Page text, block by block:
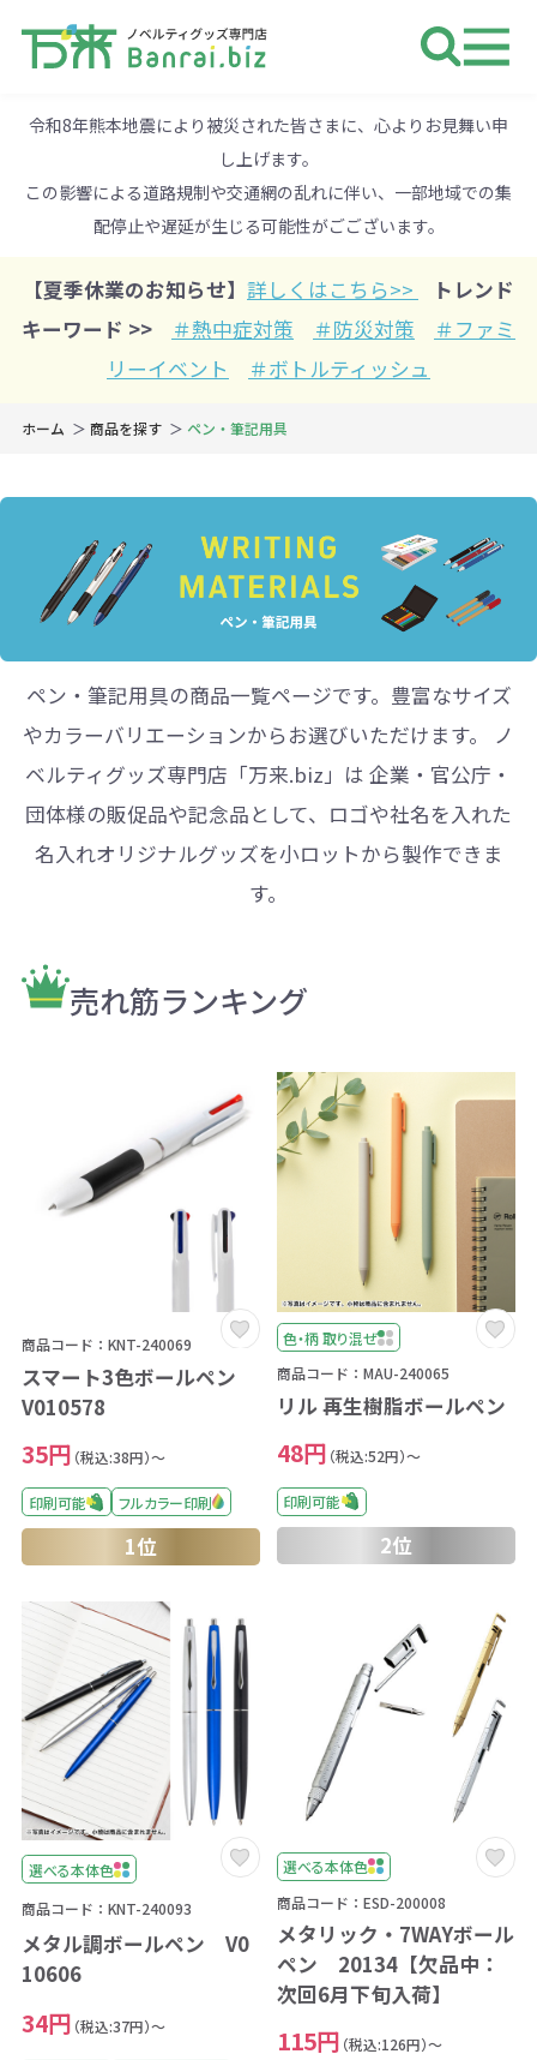
令和8年熊本地震により被災された皆さまに、心よりお見舞い申
し上げます。
この影響による道路規制や交通網の乱れに伴い、一部地域での集
配停止や遅延が生じる可能性がごございます。
【夏季休業のお知らせ】 詳しくはこちら>>
トレンド
キーワード >>
＃熱中症対策 ＃防災対策
＃ファミ
リーイベント
＃ボトルティッシュ
ホーム 商品を探す ペン・筆記用具
ペン・筆記用具の商品一覧ページです。豊富なサイズ
やカラーバリエーションからお選びいただけます。 ノ
ベルティグッズ専門店「万来.biz」は 企業・官公庁・
団体様の販促品や記念品として、ロゴや社名を入れた
名入れオリジナルグッズを小ロットから製作できま
す。
売れ筋ランキング
商品コード：KNT-240069
スマート3色ボールペン
V010578
35円 （税込:38円）～
印刷可能 フルカラー印刷
1位
色・柄 取り混ぜ
商品コード：MAU-240065
リル 再生樹脂ボールペン
48円 （税込:52円）～
印刷可能
2位
選べる本体色
商品コード：KNT-240093
メタル調ボールペン V0
10606
34円 （税込:37円）～
選べる本体色
商品コード：ESD-200008
メタリック・7WAYボール
ペン 20134【欠品中：
次回6月下旬入荷】
115円 （税込:126円）～